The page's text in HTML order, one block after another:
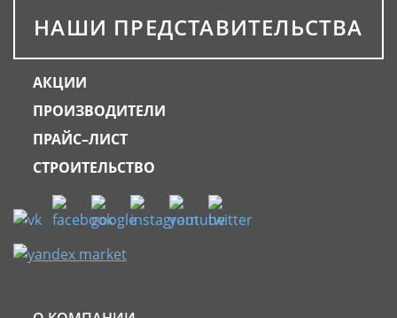
НАШИ ПРЕДСТАВИТЕЛЬСТВА
АКЦИИ
ПРОИЗВОДИТЕЛИ
ПРАЙС–ЛИСТ
СТРОИТЕЛЬСТВО